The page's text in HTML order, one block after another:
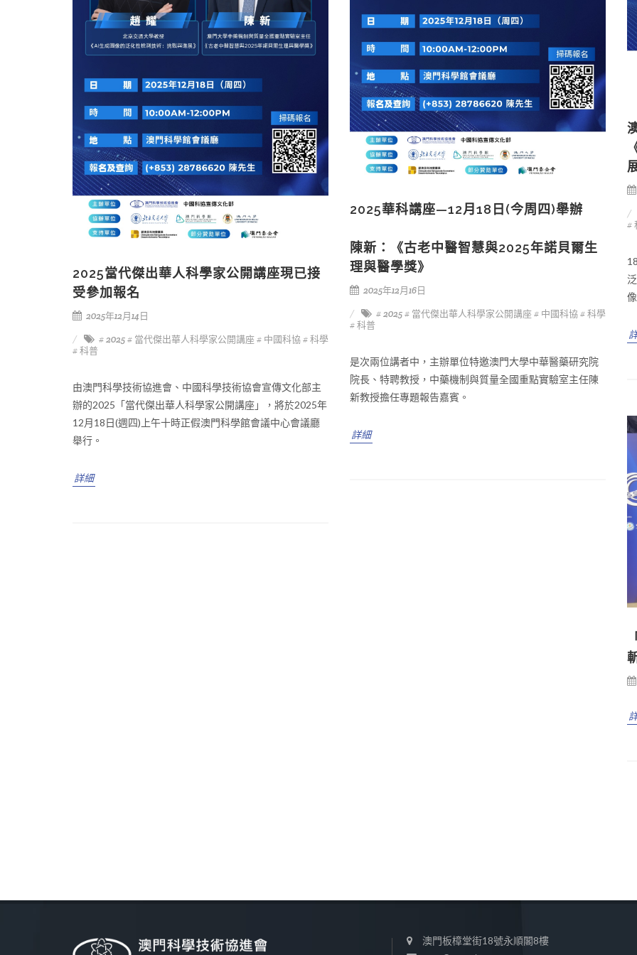
#
2025華科講座—12月18日(今周四)舉辦
陳新：《古老中醫智慧與2025年諾貝爾生
理與醫學獎》
2025年12月16日
# 2025# 當代傑出華人科學家公開講座# 中國科協# 科學
# 科普
是次兩位講者中，主辦單位特邀澳門大學中華醫藥研究院
院長、特聘教授，中藥機制與質量全國重點實驗室主任陳
新教授擔任專題報告嘉賓。
詳細
2025當代傑出華人科學家公開講座現已接
受參加報名
2025年12月14日
# 2025# 當代傑出華人科學家公開講座# 中國科協# 科學
# 科普
由澳門科學技術協進會、中國科學技術協會宣傳文化部主
辦的2025「當代傑出華人科學家公開講座」，將於2025年
12月18日(週四)上午十時正假澳門科學館會議中心會議廳
舉行。
詳細
澳門板樟堂街18號永順閣8樓